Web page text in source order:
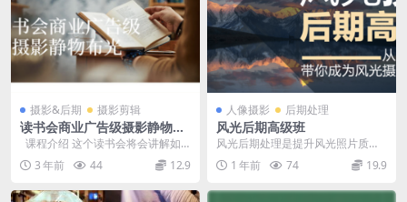
摄影&后期 摄影剪辑
读书会商业广告级摄影静物布
光
课程介绍 这个读书会将会讲解如
何拍摄商业广告风格的静物照片，
并重点...
3 年前 44 12.9
人像摄影 后期处理
风光后期高级班
风光后期处理是提升风光照片质
感、还原现场氛围甚至强化艺术表
达的关键步骤。它并非简...
1 年前 74 19.9